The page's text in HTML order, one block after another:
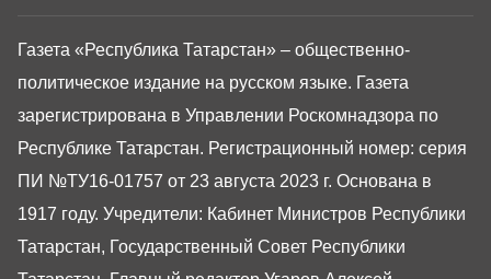
Газета «Республика Татарстан» – общественно-
политическое издание на русском языке. Газета
зарегистрирована в Управлении Роскомнадзора по
Республике Татарстан. Регистрационный номер: серия
ПИ №ТУ16-01757 от 23 августа 2023 г. Основана в
1917 году. Учредители: Кабинет Министров Республики
Татарстан, Государственный Совет Республики